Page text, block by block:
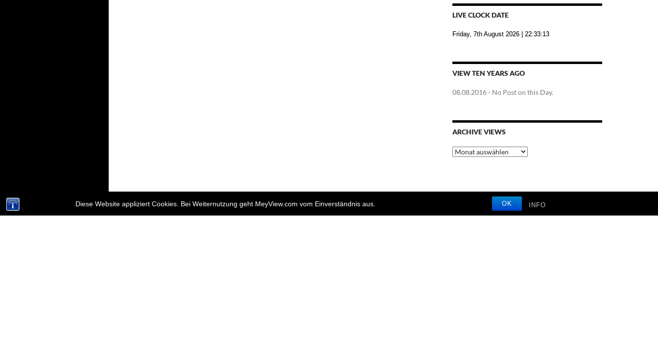
Diese Website appliziert Cookies. Bei Weiternutzung geht MeyView.com vom Einverständnis aus. OK INFO
LIVE CLOCK DATE
Friday, 7th August 2026 | 22:33:14
VIEW TEN YEARS AGO
08.08.2016- No Post on this Day.
ARCHIVE VIEWS
Archive
Views